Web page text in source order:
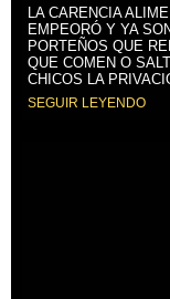
LA CARENCIA
EMPEORÓ Y YA
PORTEÑOS QUE
QUE COMEN O
CHICOS LA
SEGUIR LEYENDO